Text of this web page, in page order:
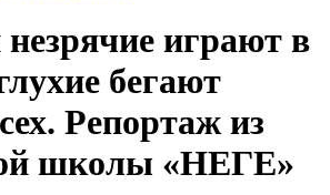
играют в
бегают
Репортаж из
школы «НЕГЕ»